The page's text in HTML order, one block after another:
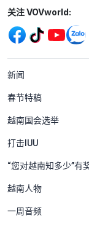
Mạng xã hội
关注 VOVworld:
Menu
新闻
春节特稿
越南国会选举
打击IUU
“您对越南知多少”有
越南人物
一周音频